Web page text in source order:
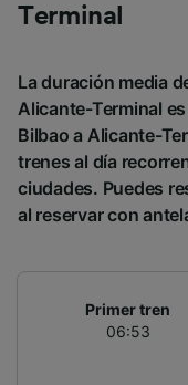
Terminal
La duración media
Alicante-Terminal
Bilbao a Alicante-
trenes al día
ciudades. Puedes
al reservar con
Primer tren
06:53